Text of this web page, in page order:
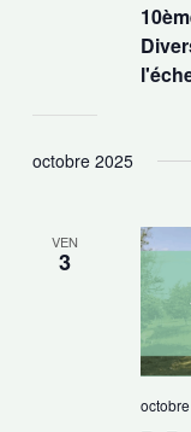
octobre 2025
VEN
3